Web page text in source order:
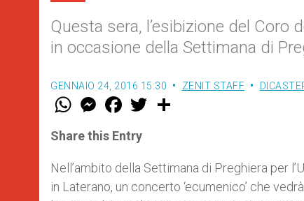
Questa sera, l’esibizione del Coro
in occasione della Settimana di
GENNAIO 24, 2016 15:30 ZENIT STAFF
W
t
s
p
p
M
e
s
e
g
e
r
F
a
e
b
o
k
w
r
Share this Entry
Nell’ambito della Settimana di Preghiera per
in Laterano, un concerto ‘ecumenico’ che